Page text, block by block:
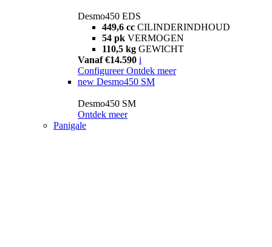
Desmo450 EDS
449,6 cc CILINDERINDHOUD
54 pk VERMOGEN
110,5 kg GEWICHT
Vanaf €14.590 i
Configureer Ontdek meer
new Desmo450 SM
Desmo450 SM
Ontdek meer
Panigale